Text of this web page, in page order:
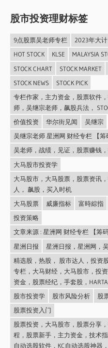
股市投资理财标签
9点股票吴老师专栏 2023年大
HOT STOCK
KLSE MALAYSIA
STOCK CHART
STOCK MARKET
STOCK NEWS
STOCK PICK
专栏作家，主力资金，股票软件
师，吴继宗老师，飙股兵法，
价值投资
华尔街见闻
吴继宗
吴继宗老师 星洲网 财经专栏 【筹
吴老师，战绩，见证，股票赚钱
大马股市投资学
大马股市，大马股票，股票资讯
人， 飙股，买入时机
大马股票
威廉指标 富時綜指
投资策略
文章来源 : 星洲网 财经专栏 【筹
星洲日报
星洲日报，星洲网，
精选股，热股， 股市达人，投资
专栏，大马财经，大马股市，投
资金，股票经纪，手套股，HARTA
股市投资学
股市风险分析 股
股票投资入门
股票投资，大马股市，股票分享
程，股票新手，主力资金，技术
自动选股软件，KC自动选股神器